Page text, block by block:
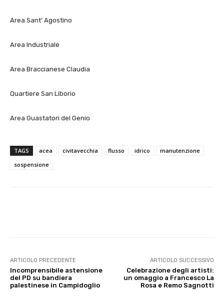
Area Sant’ Agostino
Area Industriale
Area Braccianese Claudia
Quartiere San Liborio
Area Guastatori del Genio
TAGS acea civitavecchia flusso idrico
manutenzione
sospensione
ARTICOLO PRECEDENTE
Incomprensibile astensione
del PD su bandiera
palestinese in Campidoglio
ARTICOLO SUCCESSIVO
Celebrazione degli artisti:
un omaggio a Francesco La
Rosa e Remo Sagnotti